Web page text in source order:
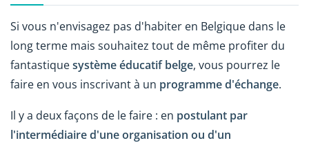
Si vous n'envisagez pas d'habiter en Belgique dans le
long terme mais souhaitez tout de même profiter du
fantastiquesystème éducatif belge, vous pourrez le
faire en vous inscrivant à un programme d'échange.
Il y a deux façons de le faire : en postulant par
l'intermédiaire d'une organisation ou d'un